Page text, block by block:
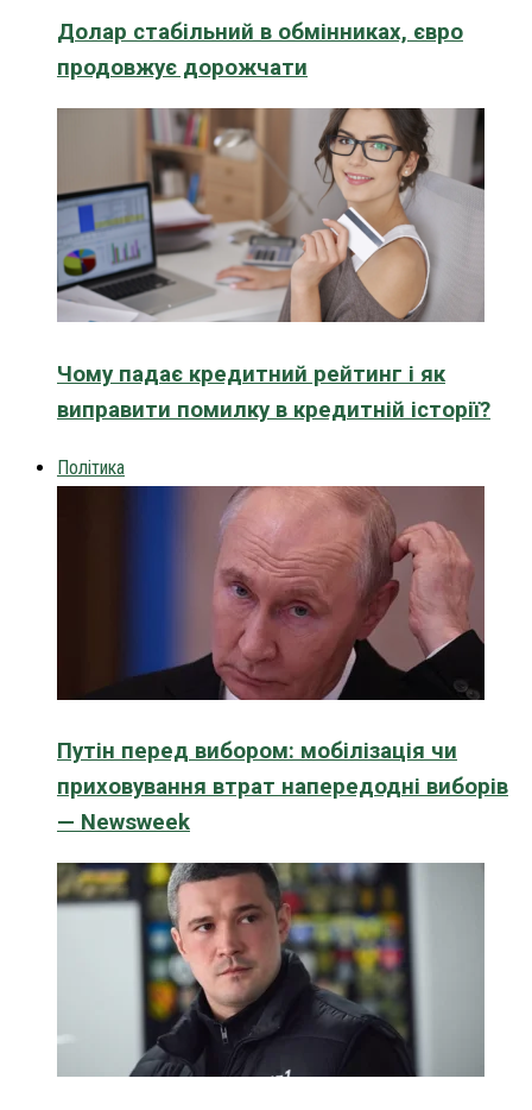
Долар стабільний в обмінниках, євро
продовжує дорожчати
Чому падає кредитний рейтинг і як
виправити помилку в кредитній історії?
Політика
Путін перед вибором: мобілізація чи
приховування втрат напередодні виборів
— Newsweek